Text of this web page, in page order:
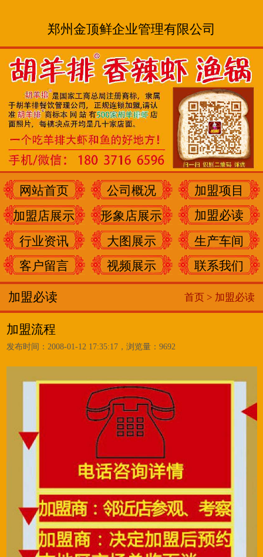
郑州金顶鲜企业管理有限公司
网站首页 公司概况
加盟项目
加盟店展示
形象店展示
加盟必读
行业资讯
大图展示
生产车间
客户留言
视频展示 联系我们
加盟必读 加盟必读
首页 >
加盟流程
发布时间：2008-01-12 17:35:17，浏览量：9692